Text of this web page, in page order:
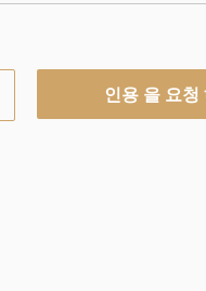
인용 을 요청